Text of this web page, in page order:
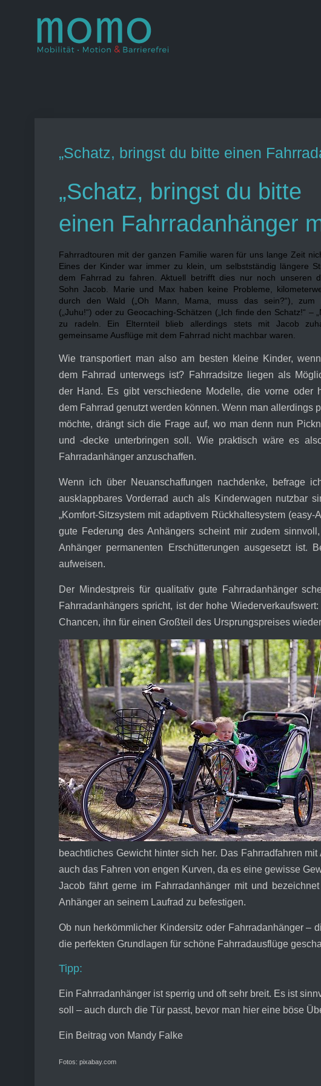
Momo – Mobilität
„Schatz, bringst du bitte einen
„Schatz, bringst du bitte
einen Fahrradanhänger
Fahrradtouren mit der ganzen Familie waren für uns lange Zeit
Eines der Kinder war immer zu klein, um selbstständig längere
dem Fahrrad zu fahren. Aktuell betrifft dies nur noch unseren
Sohn Jacob. Marie und Max haben keine Probleme,
durch den Wald („Oh Mann, Mama, muss das sein?“), zum
(„Juhu!“) oder zu Geocaching-Schätzen („Ich finde den Schatz!“ –
zu radeln. Ein Elternteil blieb allerdings stets mit Jacob
gemeinsame Ausflüge mit dem Fahrrad nicht machbar waren.
Wie transportiert man also am besten kleine Kinder,
dem Fahrrad unterwegs ist? Fahrradsitze liegen als
der Hand. Es gibt verschiedene Modelle, die vorne oder
dem Fahrrad genutzt werden können. Wenn man allerdings
möchte, drängt sich die Frage auf, wo man denn nun
und -decke unterbringen soll. Wie praktisch wäre es
Fahrradanhänger anzuschaffen.
Wenn ich über Neuanschaffungen nachdenke, befrage
ausklappbares Vorderrad auch als Kinderwagen nutzbar
„Komfort-Sitzsystem mit adaptivem Rückhaltesystem
gute Federung des Anhängers scheint mir zudem
Anhänger permanenten Erschütterungen ausgesetzt
aufweisen.
Der Mindestpreis für qualitativ gute Fahrradanhänger
Fahrradanhängers spricht, ist der hohe
Chancen, ihn für einen Großteil des Ursprungspreises
beachtliches Gewicht hinter sich her. Das Fahrradfahren
auch das Fahren von engen Kurven, da es eine gewisse
Jacob fährt gerne im Fahrradanhänger mit und
Anhänger an seinem Laufrad zu befestigen.
Ob nun herkömmlicher Kindersitz oder Fahrradanhänger –
die perfekten Grundlagen für schöne Fahrradausflüge
Tipp:
Ein Fahrradanhänger ist sperrig und oft sehr breit. Es ist
soll – auch durch die Tür passt, bevor man hier eine böse
Ein Beitrag von Mandy Falke
Fotos: pixabay.com